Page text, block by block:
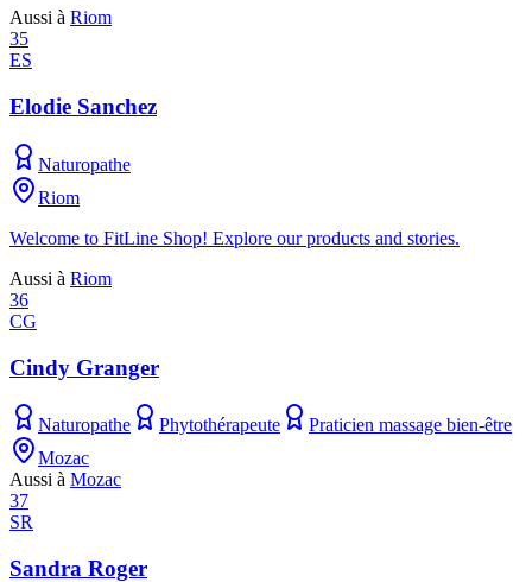
Aussi à Riom
35
ES
Elodie Sanchez
Naturopathe
Riom
Welcome to FitLine Shop! Explore our products and stories.
Aussi à Riom
36
CG
Cindy Granger
Naturopathe Phytothérapeute
Praticien massage bien-être
Mozac
Aussi à Mozac
37
SR
Sandra Roger